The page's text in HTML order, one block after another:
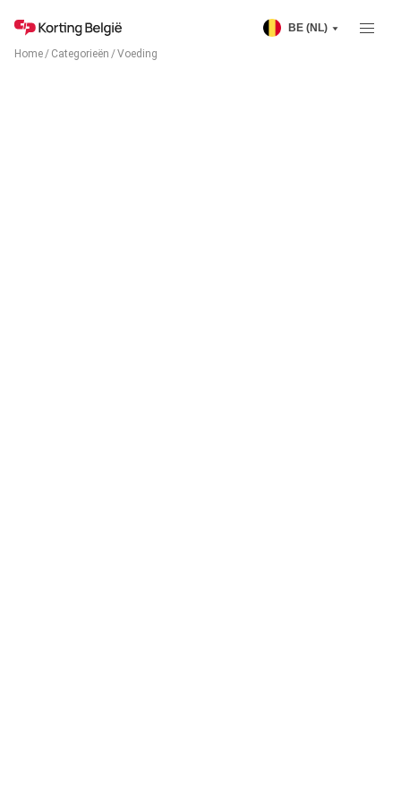
BE (NL)
Home/ Categorieën /Voeding